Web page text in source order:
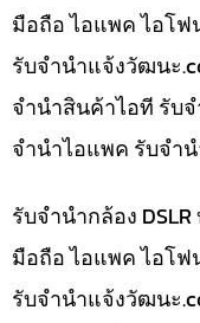
มือถือ ไอแพค ไอโฟ
รับจํานําแจ้งวัฒนะ
จำนำสินค้าไอที รับ
จำนำไอแพค รับจำ
รับจำนำกล้อง
มือถือ ไอแพค ไอโฟ
รับจํานําแจ้งวัฒนะ